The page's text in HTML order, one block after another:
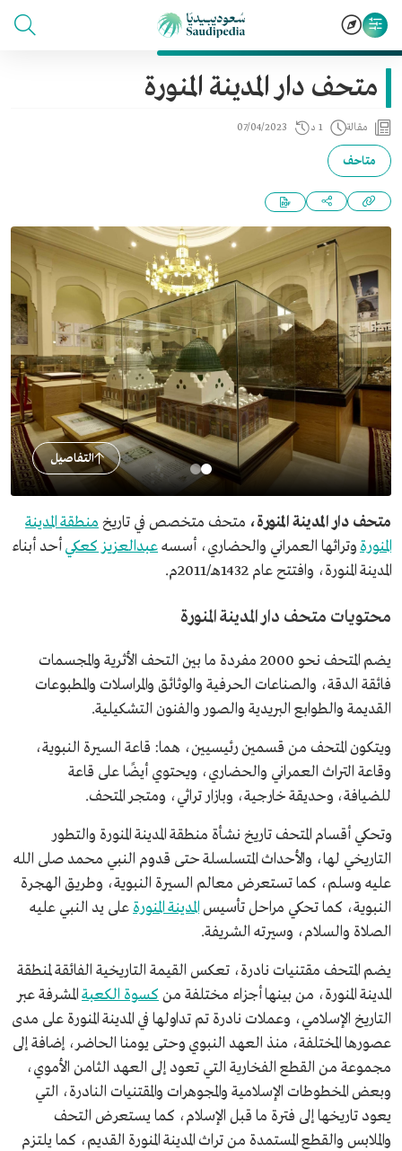
متحف دار المدينة المنورة
مقالة 1 د 07/04/2023
متاحف
التفاصيل
متحف دار المدينة المنورة، متحف متخصص في تاريخ منطقة المدينة
المنورة وتراثها العمراني والحضاري، أسسهعبدالعزيز كعكي أحد أبناء
المدينة المنورة، وافتتح عام 1432هـ/2011م.
محتويات متحف دار المدينة المنورة
يضم المتحف نحو 2000 مفردة ما بين التحف الأثرية والمجسمات
فائقة الدقة، والصناعات الحرفية والوثائق والمراسلات والمطبوعات
القديمة والطوابع البريدية والصور والفنون التشكيلية.
ويتكون المتحف من قسمين رئيسيين، هما: قاعة السيرة النبوية،
وقاعة التراث العمراني والحضاري، ويحتوي أيضًا على قاعة
للضيافة، وحديقة خارجية، وبازار تراثي، ومتجر المتحف.
وتحكي أقسام المتحف تاريخ نشأة منطقة المدينة المنورة والتطور
التاريخي لها، والأحداث المتسلسلة حتى قدوم النبي محمد صلى الله
عليه وسلم، كما تستعرض معالم السيرة النبوية، وطريق الهجرة
النبوية، كما تحكي مراحل تأسيسالمدينة المنورة على يد النبي عليه
الصلاة والسلام، وسيرته الشريفة.
يضم المتحف مقتنيات نادرة، تعكس القيمة التاريخية الفائقة لمنطقة
المدينة المنورة، من بينها أجزاء مختلفة من كسوة الكعبةالمشرفة عبر
التاريخ الإسلامي، وعملات نادرة تم تداولها في المدينة المنورة على مدى
عصورها المختلفة، منذ العهد النبوي وحتى يومنا الحاضر، إضافة إلى
مجموعة من القطع الفخارية التي تعود إلى العهد الثامن الأموي،
وبعض المخطوطات الإسلامية والمجوهرات والمقتنيات النادرة، التي
يعود تاريخها إلى فترة ما قبل الإسلام، كما يستعرض التحف
والملابس والقطع المستمدة من تراث المدينة المنورة القديم، كما يلتزم